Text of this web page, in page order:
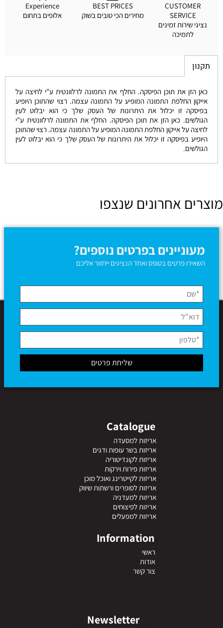
CUSTOMER
SERVICE
נציגי שירות זמינים
לתמיכה
BEST PRICES
מחירים הכי טובים בשוק
Experience
אלופים בתחום
תקנון
כאן הזן את תוכן הפיסקה. החלף את התמונה לרלוונטית ע"י לחיצה על
אייקון החלפת התמונה המופיע על התמונה עצמה. רצוי שהתוכן היופיע
בפיסקה זו יכלול את היתרונות של העסק שלך כי הוא יבלוט לעין
הגולשים. כאן הזן את תוכן הפיסקה. החלף את התמונה לרלוונטית ע"י
לחיצה על אייקון החלפת התמונה המופיע על התמונה עצמה. רצוי שהתוכן
היופיע בפיסקה זו יכלול את היתרונות של העסק שלך כי הוא יבלוט לעין
הגולשים.
מוצרים אחרונים שנצפו
מעוניינים בפרטים נוספים?
השאירו פרטים בטופס ואחד הנציגים ייחזור אליכם
Catalogue
אריזות למסעדה
אריזות בשר עופות ודגים
אריזות לקונדיטוריה
אריזות פירות וירקות
אריזות לקייטרינג ואוכל מוכן
אריזות לסופרים ורשתות שיווק
אריזות למעדניה
אריזות לפיצוחים
אריזות למפעלים
Information
ראשי
אודות
צור קשר
Newsletter